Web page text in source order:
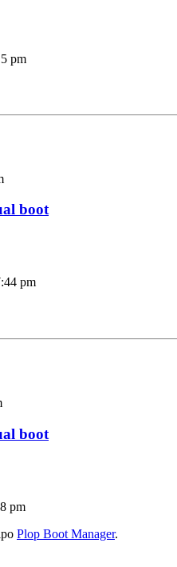
pm
boot
pm
boot
pm
Plop Boot Manager.